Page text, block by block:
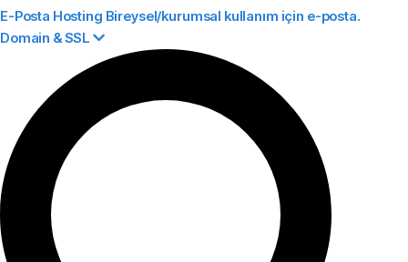
E-Posta Hosting Bireysel/kurumsal kullanım için e-posta.
Domain & SSL